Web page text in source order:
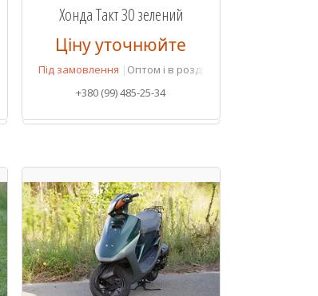
Хонда Такт 30 зелений
Ціну уточнюйте
Під замовлення
Оптом і в роздріб
+380 (99) 485-25-34